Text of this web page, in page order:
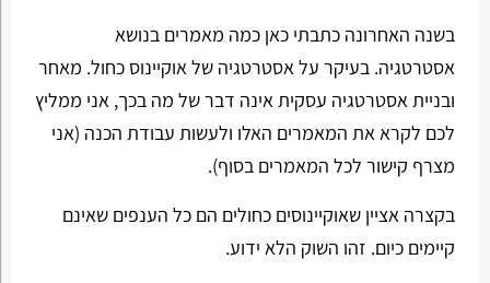
בשנה האחרונה כתבתי כאן כמה מאמרים בנושא
אסטרטגיה. בעיקר על אסטרטגיה של אוקיינוס כחול. מאחר
ובניית אסטרטגיה עסקית אינה דבר של מה בכך, אני ממליץ
לכם לקרא את המאמרים האלו ולעשות עבודת הכנה (אני
מצרף קישור לכל המאמרים בסוף).
בקצרה אציין שאוקיינוסים כחולים הם כל הענפים שאינם
קיימים כיום. זהו השוק הלא ידוע.